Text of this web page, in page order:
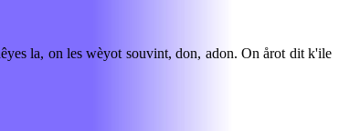
la, on les wèyot souvint, don, adon. On årot dit k'ile